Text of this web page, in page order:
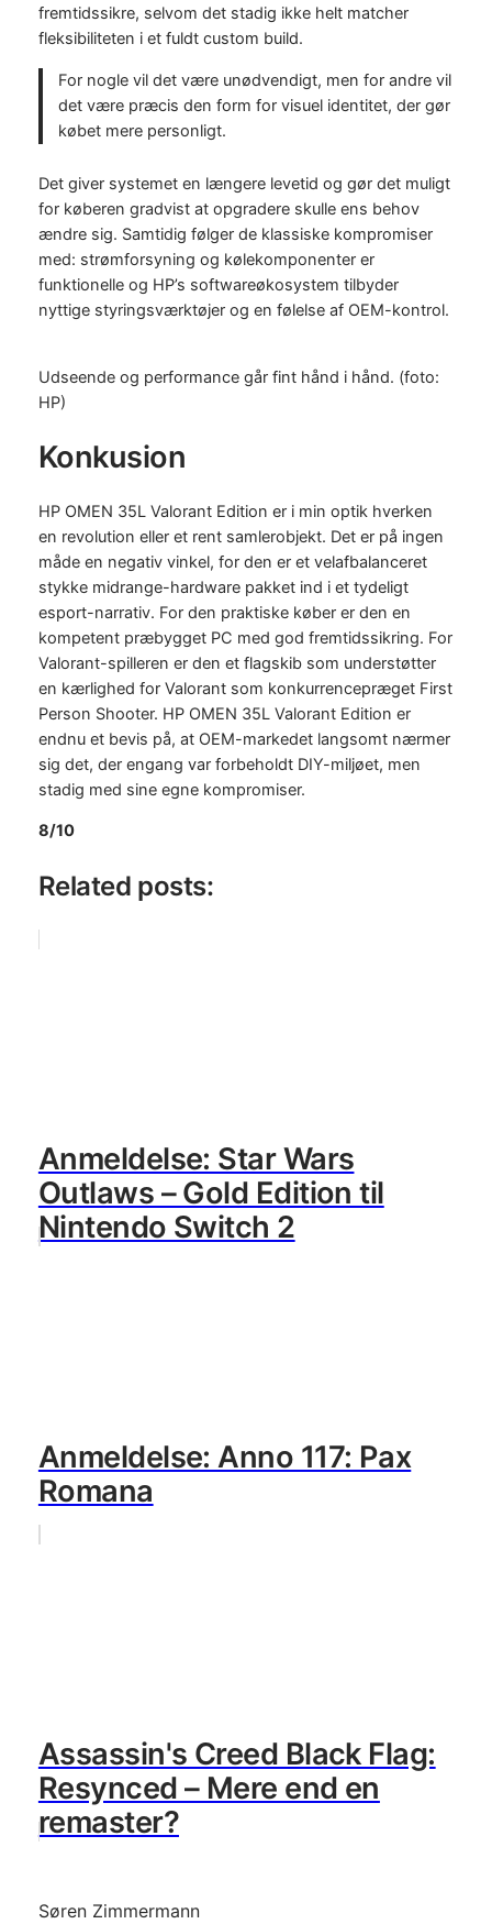
fremtidssikre, selvom det stadig ikke helt matcher
fleksibiliteten i et fuldt custom build.
For nogle vil det være unødvendigt, men for andre vil
det være præcis den form for visuel identitet, der gør
købet mere personligt.
Det giver systemet en længere levetid og gør det muligt
for køberen gradvist at opgradere skulle ens behov
ændre sig. Samtidig følger de klassiske kompromiser
med: strømforsyning og kølekomponenter er
funktionelle og HP’s softwareøkosystem tilbyder
nyttige styringsværktøjer og en følelse af OEM-kontrol.
Udseende og performance går fint hånd i hånd. (foto:
HP)
Konkusion
HP OMEN 35L Valorant Edition er i min optik hverken
en revolution eller et rent samlerobjekt. Det er på ingen
måde en negativ vinkel, for den er et velafbalanceret
stykke midrange-hardware pakket ind i et tydeligt
esport-narrativ. For den praktiske køber er den en
kompetent præbygget PC med god fremtidssikring. For
Valorant-spilleren er den et flagskib som understøtter
en kærlighed for Valorant som konkurrencepræget First
Person Shooter. HP OMEN 35L Valorant Edition er
endnu et bevis på, at OEM-markedet langsomt nærmer
sig det, der engang var forbeholdt DIY-miljøet, men
stadig med sine egne kompromiser.
8/10
Related posts:
Anmeldelse: Star Wars
Outlaws – Gold Edition til
Nintendo Switch 2
Anmeldelse: Anno 117: Pax
Romana
Assassin's Creed Black Flag:
Resynced – Mere end en
remaster?
Søren Zimmermann